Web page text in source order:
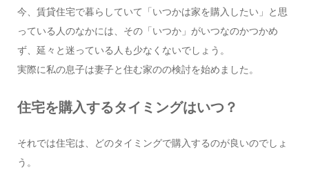
今、賃貸住宅で暮らしていて「いつかは家を購入したい」と思
っている人のなかには、その「いつか」がいつなのかつかめ
ず、延々と迷っている人も少なくないでしょう。
実際に私の息子は妻子と住む家のの検討を始めました。
住宅を購入するタイミングはいつ？
それでは住宅は、どのタイミングで購入するのが良いのでしょ
う。